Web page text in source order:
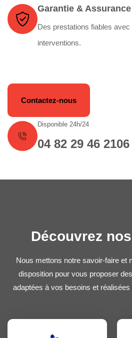
Garantie & Assurance
Des prestations fiables
interventions.
Contactez-nous
Disponible 24h/24
04 82 29 46 21
Découvrez
Nous mettons notre savoir-faire et
disposition pour vous proposer
adaptées à vos besoins et